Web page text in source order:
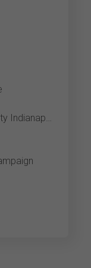
Indiana University Purdue University Indianapolis